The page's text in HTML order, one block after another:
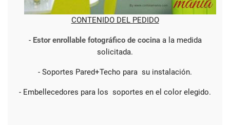
CONTENIDO DEL PEDIDO
- Estor enrollable fotográfico de cocinaa la medida
solicitada.
- Soportes Pared+Techo para su instalación.
- Embellecedores para los soportes en el color elegido.